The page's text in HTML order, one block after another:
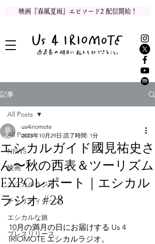
映画『春風夏雨』エピソード2 配信開始！
記事
All Posts
NEWS
映画
エシカルラジオ
チャリティグッズ
エシカルな旅
プレスリリース
All Posts
エシカルガイド國見祐史さ
ん〜秋の西表＆ツーリズム
EXPOレポート｜エシカル
ラジオ #28
us4iriomote
2023年10月29日 読了時間: 1分
10月の満月の日にお届けする Us 4
IRIOMOTE エシカルラジオ。